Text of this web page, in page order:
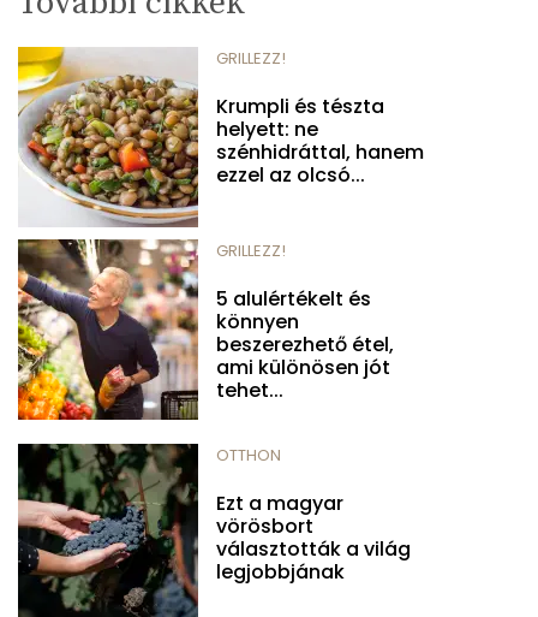
GRILLEZZ!
Krumpli és tészta
helyett: ne
szénhidráttal, hanem
ezzel az olcsó...
GRILLEZZ!
5 alulértékelt és
könnyen
beszerezhető étel,
ami különösen jót
tehet...
OTTHON
Ezt a magyar
vörösbort
választották a világ
legjobbjának